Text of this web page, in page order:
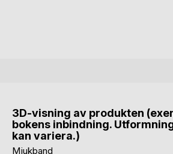
3D-visning av produkten
bokens inbindning.
kan variera.)
Mjukband